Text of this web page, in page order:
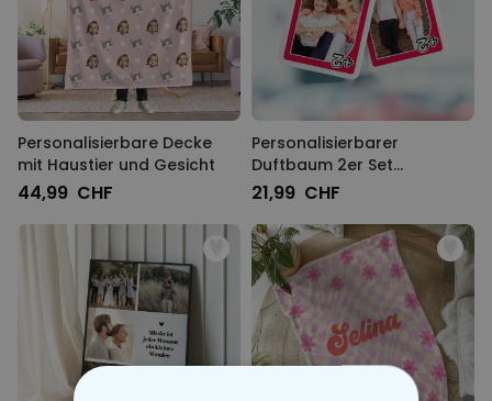
Personalisierbare Decke
mit Haustier und Gesicht
44,99 CHF
Personalisierbarer
Duftbaum 2er Set
Spielkarte mit Foto
21,99 CHF